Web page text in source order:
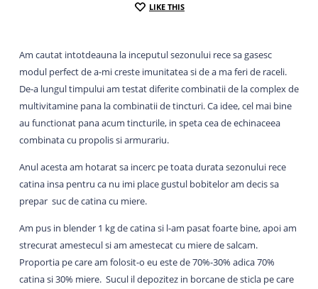
LIKE THIS
Am cautat intotdeauna la inceputul sezonului rece sa gasesc
modul perfect de a-mi creste imunitatea si de a ma feri de raceli.
De-a lungul timpului am testat diferite combinatii de la complex de
multivitamine pana la combinatii de tincturi. Ca idee, cel mai bine
au functionat pana acum tincturile, in speta cea de echinaceea
combinata cu propolis si armurariu.
Anul acesta am hotarat sa incerc pe toata durata sezonului rece
catina insa pentru ca nu imi place gustul bobitelor am decis sa
prepar suc de catina cu miere.
Am pus in blender 1 kg de catina si l-am pasat foarte bine, apoi am
strecurat amestecul si am amestecat cu miere de salcam.
Proportia pe care am folosit-o eu este de 70%-30% adica 70%
catina si 30% miere. Sucul il depozitez in borcane de sticla pe care